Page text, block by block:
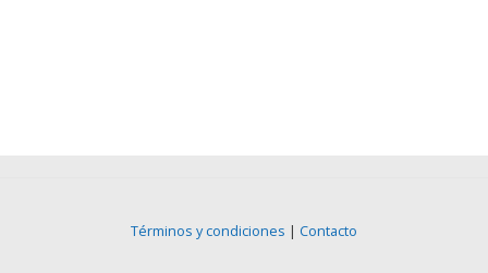
Términos y condiciones | Contacto